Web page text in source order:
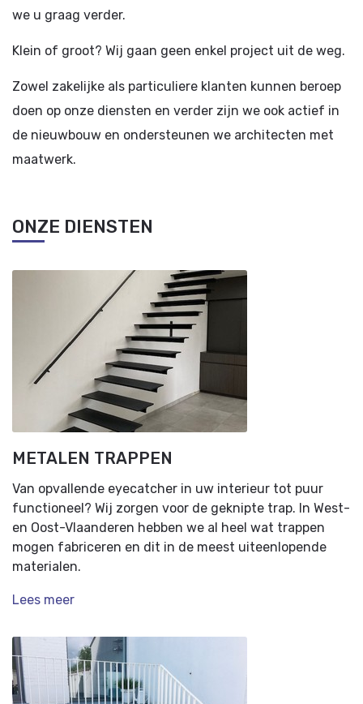
we u graag verder.
Klein of groot? Wij gaan geen enkel project uit de weg.
Zowel zakelijke als particuliere klanten kunnen beroep
doen op onze diensten en verder zijn we ook actief in
de nieuwbouw en ondersteunen we architecten met
maatwerk.
ONZE DIENSTEN
METALEN TRAPPEN
Van opvallende eyecatcher in uw interieur tot puur
functioneel? Wij zorgen voor de geknipte trap. In West-
en Oost-Vlaanderen hebben we al heel wat trappen
mogen fabriceren en dit in de meest uiteenlopende
materialen.
Lees meer